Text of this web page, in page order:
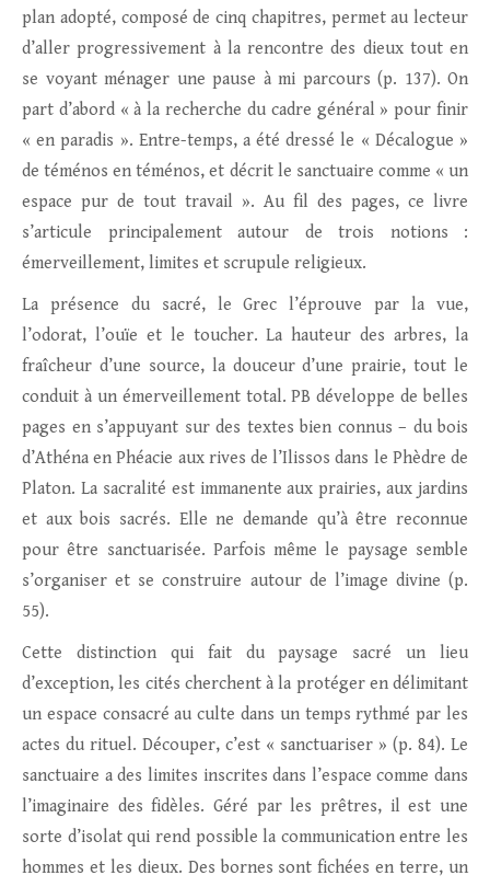
plan adopté, composé de cinq chapitres, permet au lecteur
d’aller progressivement à la rencontre des dieux tout en
se voyant ménager une pause à mi parcours (p. 137). On
part d’abord « à la recherche du cadre général » pour finir
« en paradis ». Entre-temps, a été dressé le « Décalogue »
de téménos en téménos, et décrit le sanctuaire comme « un
espace pur de tout travail ». Au fil des pages, ce livre
s’articule principalement autour de trois notions :
émerveillement, limites et scrupule religieux.
La présence du sacré, le Grec l’éprouve par la vue,
l’odorat, l’ouïe et le toucher. La hauteur des arbres, la
fraîcheur d’une source, la douceur d’une prairie, tout le
conduit à un émerveillement total. PB développe de belles
pages en s’appuyant sur des textes bien connus – du bois
d’Athéna en Phéacie aux rives de l’Ilissos dans le Phèdre de
Platon. La sacralité est immanente aux prairies, aux jardins
et aux bois sacrés. Elle ne demande qu’à être reconnue
pour être sanctuarisée. Parfois même le paysage semble
s’organiser et se construire autour de l’image divine (p.
55).
Cette distinction qui fait du paysage sacré un lieu
d’exception, les cités cherchent à la protéger en délimitant
un espace consacré au culte dans un temps rythmé par les
actes du rituel. Découper, c’est « sanctuariser » (p. 84). Le
sanctuaire a des limites inscrites dans l’espace comme dans
l’imaginaire des fidèles. Géré par les prêtres, il est une
sorte d’isolat qui rend possible la communication entre les
hommes et les dieux. Des bornes sont fichées en terre, un